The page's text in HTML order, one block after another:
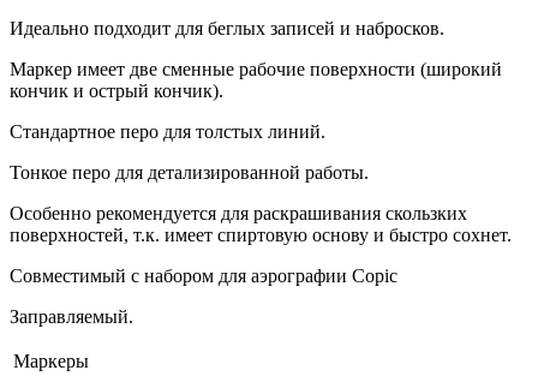
Идеально подходит для беглых записей и набросков.
Маркер имеет две сменные рабочие поверхности (широкий
кончик и острый кончик).
Стандартное перо для толстых линий.
Тонкое перо для детализированной работы.
Особенно рекомендуется для раскрашивания скользких
поверхностей, т.к. имеет спиртовую основу и быстро сохнет.
Совместимый с набором для аэрографии Copic
Заправляемый.
Маркеры